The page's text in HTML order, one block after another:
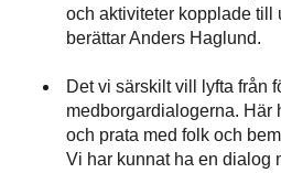
och aktiviteter kopplade till
berättar Anders Haglund.
Det vi särskilt vill lyfta från
medborgardialogerna. Här
och prata med folk och
Vi har kunnat ha en dialog